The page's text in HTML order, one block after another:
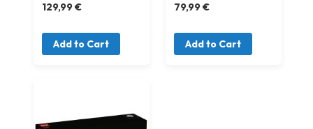
129,99 €
Add to Cart
79,99 €
Add to Cart